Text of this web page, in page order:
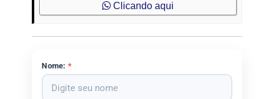
Clicando aqui
Nome: *